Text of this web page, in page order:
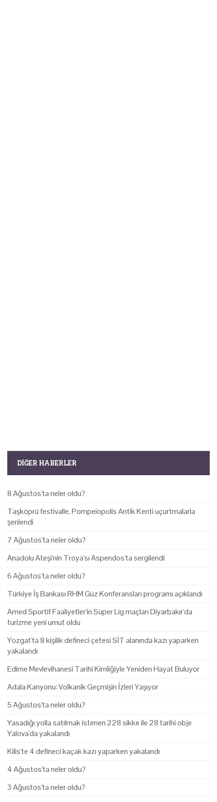
DIĞER HABERLER
8 Ağustos'ta neler oldu?
Taşköprü festivalle, Pompeiopolis Antik Kenti uçurtmalarla
şenlendi
7 Ağustos'ta neler oldu?
Anadolu Ateşi'nin Troya'sı Aspendos'ta sergilendi
6 Ağustos'ta neler oldu?
Türkiye İş Bankası RHM Güz Konferansları programı açıklandı
Amed Sportif Faaliyetler'in Süper Lig maçları Diyarbakır'da
turizme yeni umut oldu
Yozgat'ta 8 kişilik defineci çetesi SİT alanında kazı yaparken
yakalandı
Edirne Mevlevihanesi Tarihi Kimliğiyle Yeniden Hayat Buluyor
Adala Kanyonu: Volkanik Geçmişin İzleri Yaşıyor
5 Ağustos'ta neler oldu?
Yasadığı yolla satılmak istenen 228 sikke ile 28 tarihi obje
Yalova'da yakalandı
Kilis'te 4 defineci kaçak kazı yaparken yakalandı
4 Ağustos'ta neler oldu?
3 Ağustos'ta neler oldu?